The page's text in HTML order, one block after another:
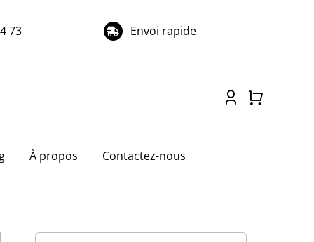
73 Envoi rapide
À propos Contactez-nous